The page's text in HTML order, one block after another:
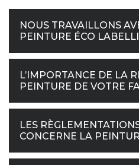
NOUS TRAVAILLONS
PEINTURE ÉCO
L’IMPORTANCE DE LA
PEINTURE DE VOTRE
LES
CONCERNE LA